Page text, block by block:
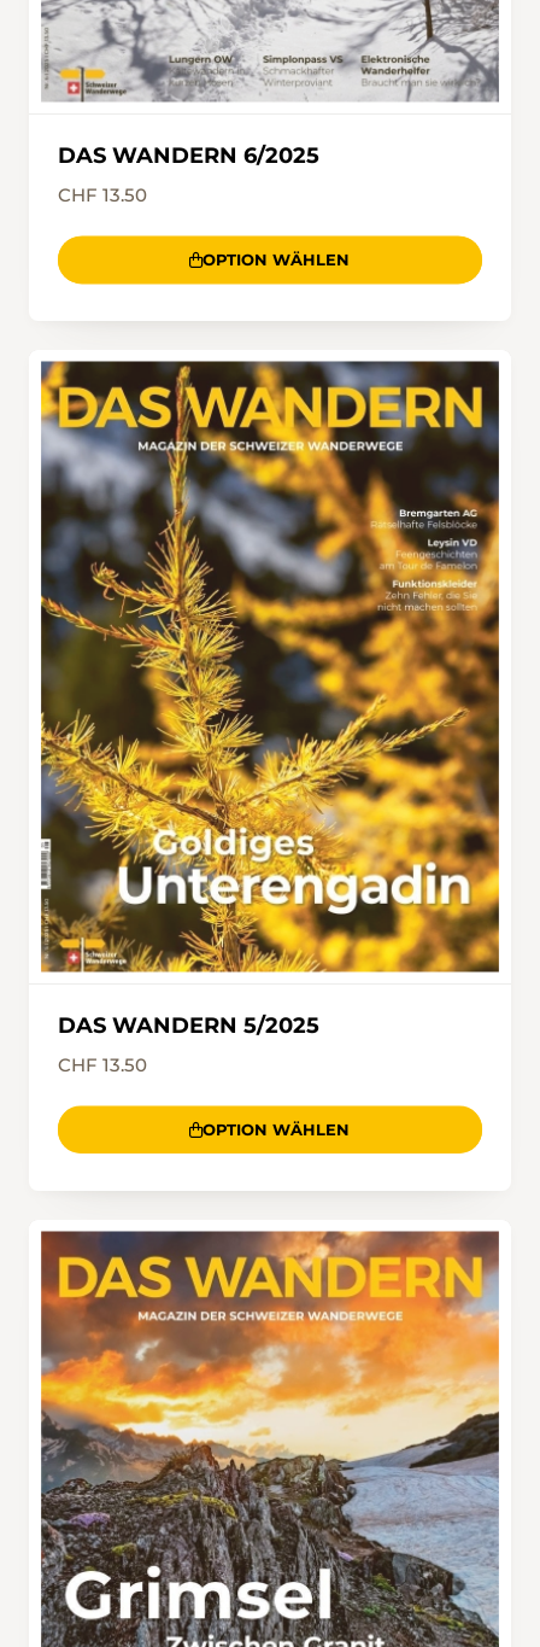
DAS WANDERN 6/2025
CHF 13.50
OPTION WÄHLEN
DAS WANDERN 5/2025
CHF 13.50
OPTION WÄHLEN